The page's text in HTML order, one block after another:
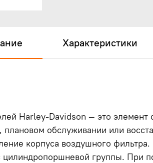
Характеристики
Harley-Davidson — это
обслуживании или
корпуса воздушного
цилиндропоршневой группы. При